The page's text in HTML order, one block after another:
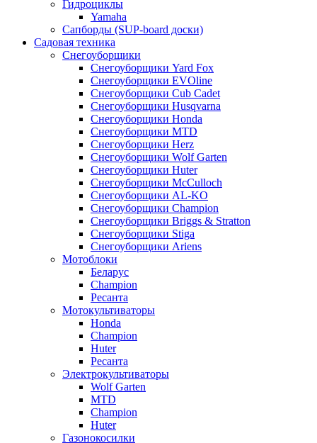
Гидроциклы
Yamaha
Сапборды (SUP-board доски)
Садовая техника
Снегоуборщики
Снегоуборщики Yard Fox
Снегоуборщики EVOline
Снегоуборщики Cub Cadet
Снегоуборщики Husqvarna
Снегоуборщики Honda
Снегоуборщики MTD
Снегоуборщики Herz
Снегоуборщики Wolf Garten
Снегоуборщики Huter
Снегоуборщики McCulloch
Снегоуборщики AL-KO
Снегоуборщики Champion
Снегоуборщики Briggs & Stratton
Снегоуборщики Stiga
Снегоуборщики Ariens
Мотоблоки
Беларус
Champion
Ресанта
Мотокультиваторы
Honda
Champion
Huter
Ресанта
Электрокультиваторы
Wolf Garten
MTD
Champion
Huter
Газонокосилки